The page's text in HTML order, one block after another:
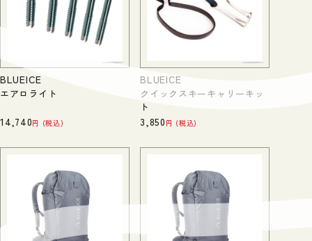
BLUEICE
エアロライト
14,740 税込
BLUEICE
クイックスキーキャリーキッ
ト
3,850 税込